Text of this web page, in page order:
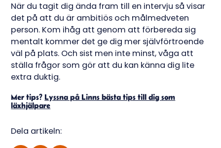
När du tagit dig ända fram till en intervju så visar
det på att du är ambitiös och målmedveten
person. Kom ihåg att genom att förbereda sig
mentalt kommer det ge dig mer självförtroende
väl på plats. Och sist men inte minst, våga att
ställa frågor som gör att du kan känna dig lite
extra duktig.
Mer tips? Lyssna på Linns bästa tips till dig som
läxhjälpare
Dela artikeln: